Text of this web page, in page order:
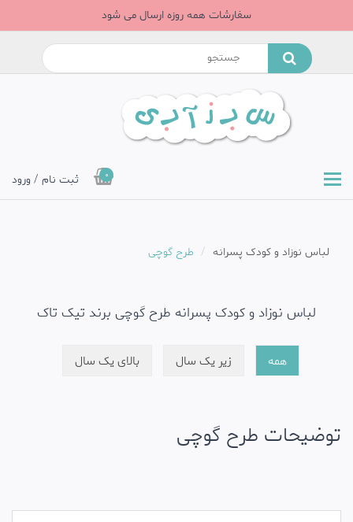
سفارشات همه روزه ارسال می شود
0 ثبت نام / ورود
لباس نوزاد و کودک پسرانه طرح گوچی
لباس نوزاد و کودک پسرانه طرح گوچی برند تیک تاک
همه زیر یک سال بالای یک سال
توضیحات طرح گوچی